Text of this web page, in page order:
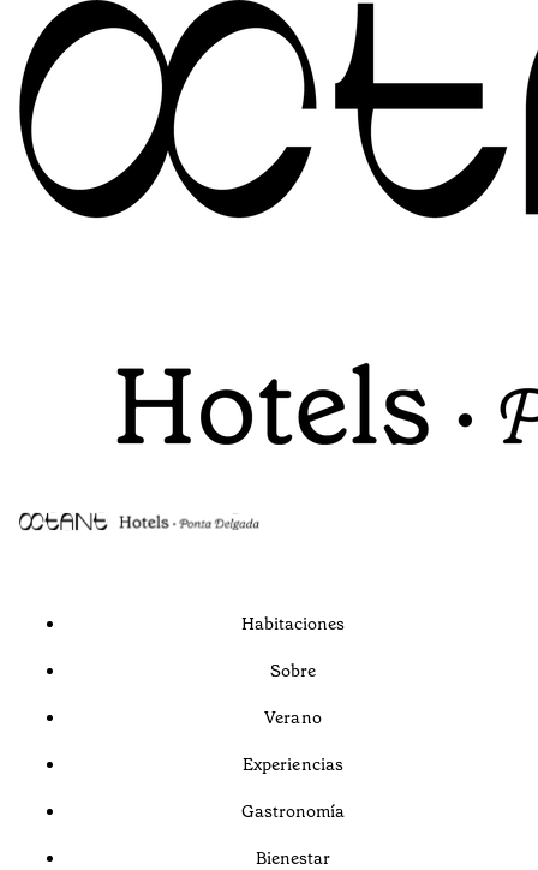
Habitaciones
Sobre
Verano
Experiencias
Gastronomía
Bienestar